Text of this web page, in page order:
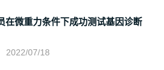
在微重力条件下成功测试基因诊断
2022/07/18